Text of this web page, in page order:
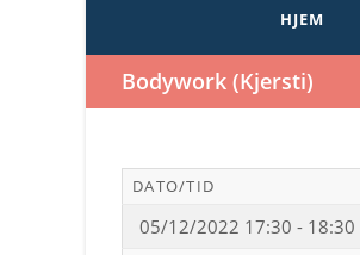
HJEM
Bodywork (Kjersti)
DATO/TID
05/12/2022 17:30 - 18:30